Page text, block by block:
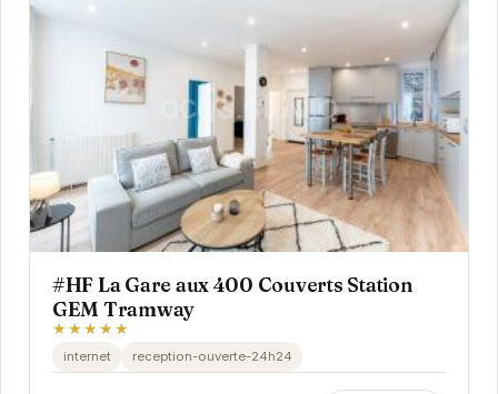
#HF La Gare aux 400 Couverts Station
GEM Tramway
★★★★★
internet reception-ouverte-24h24